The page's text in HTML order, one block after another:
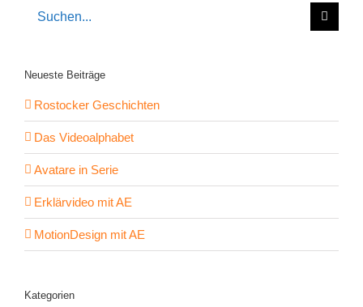
Suche
nach:
Neueste Beiträge
Rostocker Geschichten
Das Videoalphabet
Avatare in Serie
Erklärvideo mit AE
MotionDesign mit AE
Kategorien